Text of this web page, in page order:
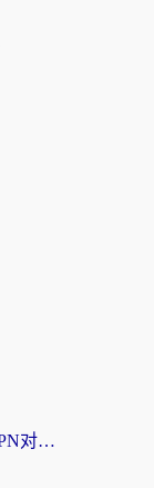
Malus VPN好用吗？和极闪回国VPN对比哪个回国效果更好？海外党亲测3款加速器+避坑指南